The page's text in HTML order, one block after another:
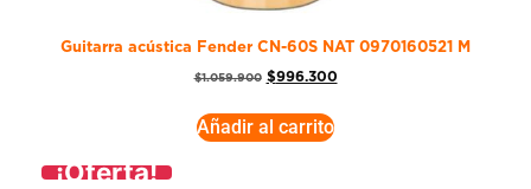
Guitarra acústica Fender CN-60S NAT 0970160521 M
$1.059.900 $996.300
Añadir al carrito
¡Oferta!